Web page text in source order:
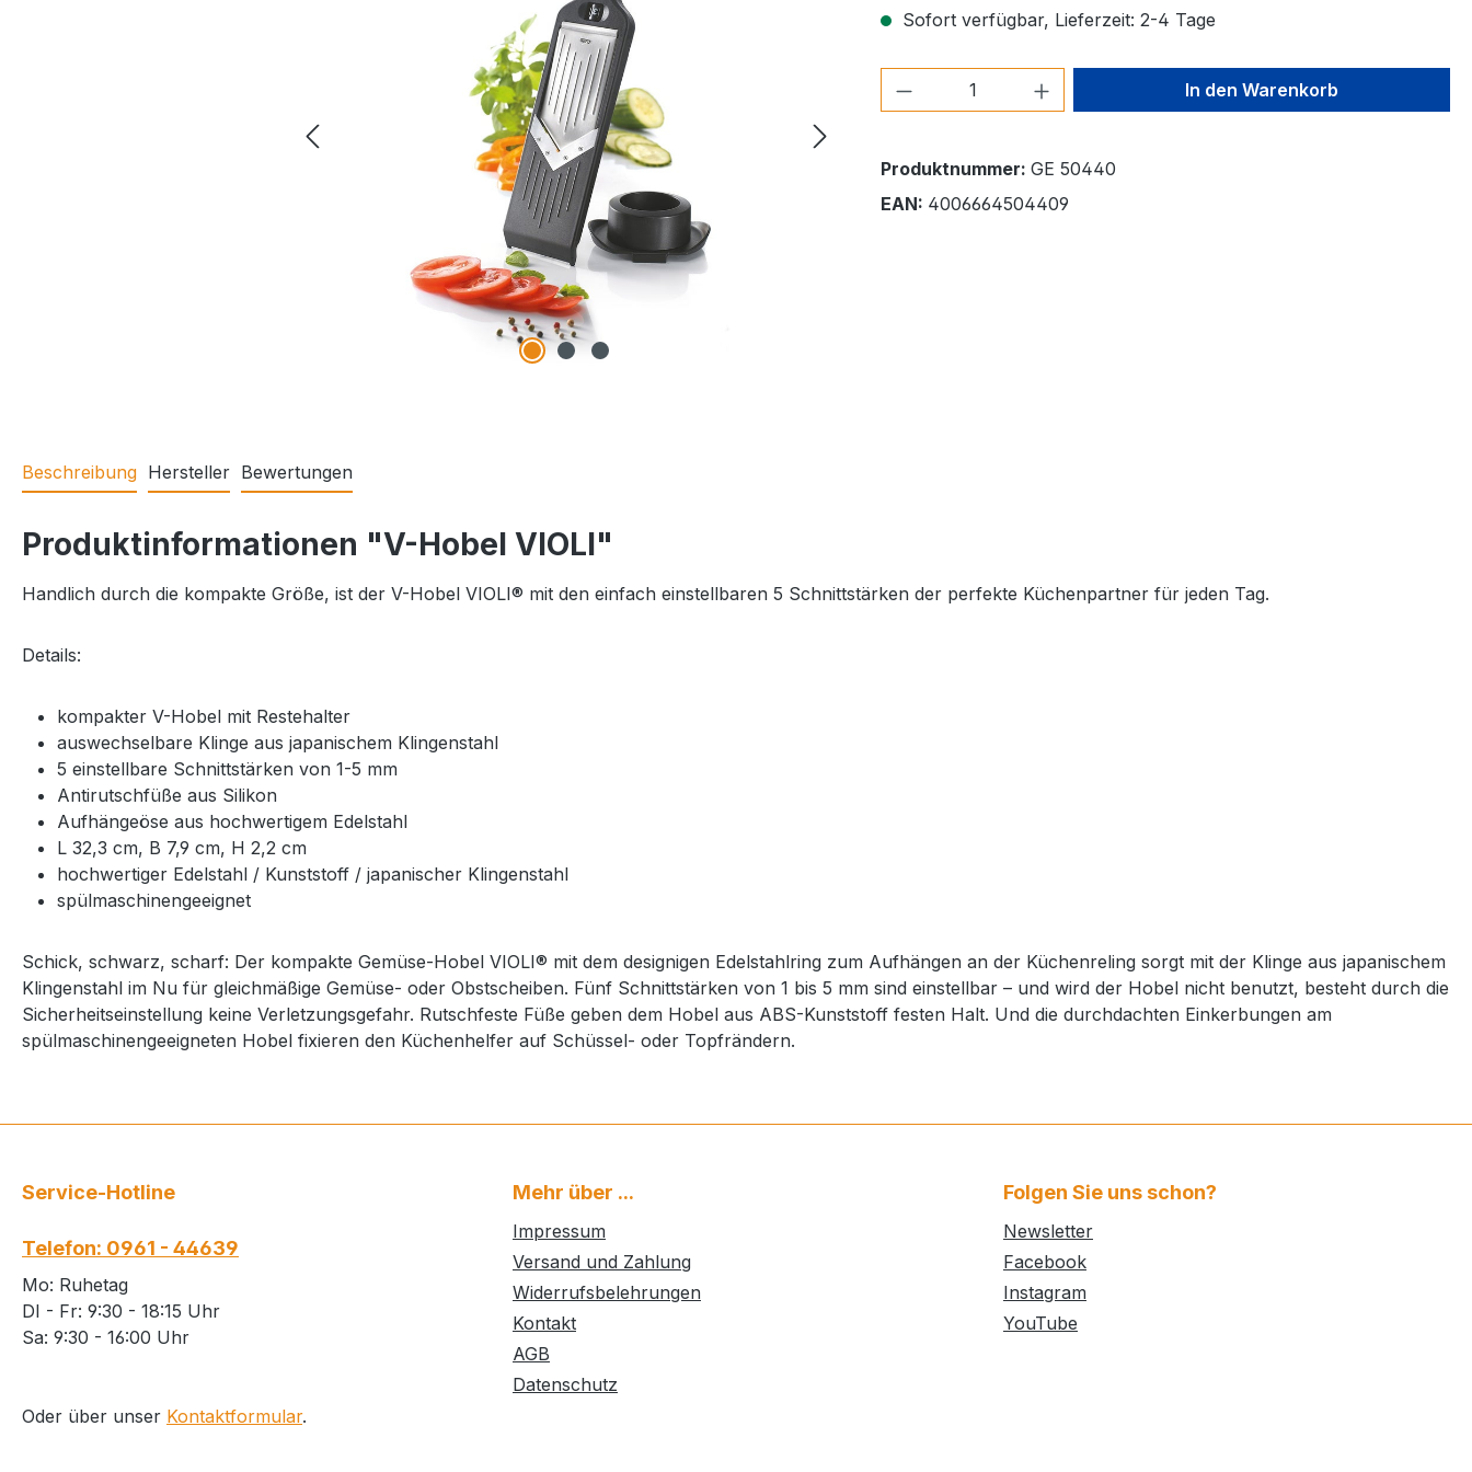
Sofort verfügbar, Lieferzeit: 2-4 Tage
Produkt Anzahl: Gib den gewünschten Wert
In den Warenkorb
Produktnummer: GE 50440
EAN: 4006664504409
Beschreibung Hersteller Bewertungen
Produktinformationen "V-Hobel VIOLI"
Handlich durch die kompakte Größe, ist der V-Hobel VIOLI® mit den einfach einstellbaren 5 Schnittstärken der perfekte Küchenpartner für jeden Tag.
Details:
kompakter V-Hobel mit Restehalter
auswechselbare Klinge aus japanischem Klingenstahl
5 einstellbare Schnittstärken von 1-5 mm
Antirutschfüße aus Silikon
Aufhängeöse aus hochwertigem Edelstahl
L 32,3 cm, B 7,9 cm, H 2,2 cm
hochwertiger Edelstahl / Kunststoff / japanischer Klingenstahl
spülmaschinengeeignet
Schick, schwarz, scharf: Der kompakte Gemüse-Hobel VIOLI® mit dem designigen Edelstahlring zum Aufhängen an der Küchenreling sorgt mit der Klinge aus japanischem
Klingenstahl im Nu für gleichmäßige Gemüse- oder Obstscheiben. Fünf Schnittstärken von 1 bis 5 mm sind einstellbar – und wird der Hobel nicht benutzt, besteht durch die
Sicherheitseinstellung keine Verletzungsgefahr. Rutschfeste Füße geben dem Hobel aus ABS-Kunststoff festen Halt. Und die durchdachten Einkerbungen am
spülmaschinengeeigneten Hobel fixieren den Küchenhelfer auf Schüssel- oder Topfrändern.
Service-Hotline
Telefon: 0961 - 44639
Mo: Ruhetag
DI - Fr: 9:30 - 18:15 Uhr
Sa: 9:30 - 16:00 Uhr
Oder über unser Kontaktformular.
Mehr über ...
Impressum
Versand und Zahlung
Widerrufsbelehrungen
Kontakt
AGB
Datenschutz
Folgen Sie uns schon?
Newsletter
Facebook
Instagram
YouTube